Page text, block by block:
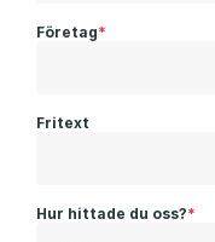
Företag*
Fritext
Hur hittade du oss?*